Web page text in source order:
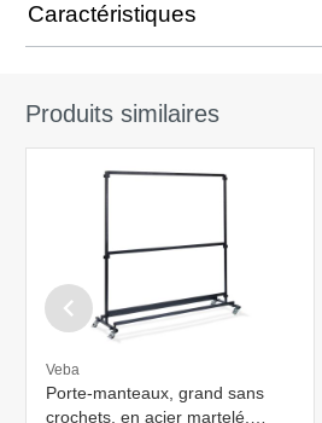
Caractéristiques
Produits similaires
Veba
Porte-manteaux, grand sans
crochets, en acier martelé,